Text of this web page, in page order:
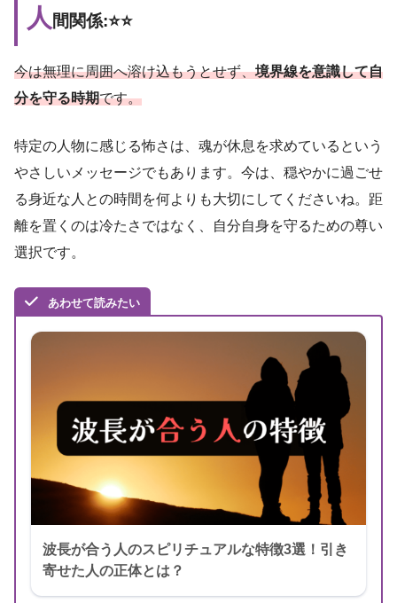
人 間関係:⭐️⭐️
今は無理に周囲へ溶け込もうとせず、境界線を意識して自
分を守る時期です。
特定の人物に感じる怖さは、魂が休息を求めているという
やさしいメッセージでもあります。今は、穏やかに過ごせ
る身近な人との時間を何よりも大切にしてくださいね。距
離を置くのは冷たさではなく、自分自身を守るための尊い
選択です。
あわせて読みたい
波長が合う人のスピリチュアルな特徴3選！引き
寄せた人の正体とは？